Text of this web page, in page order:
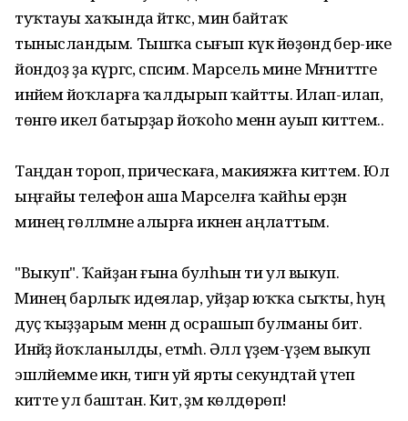
туҡтауы хаҡында әйткәс, мин байтаҡ
тынысландым. Тышҡа сығып күк йөҙөндә бер-ике
йондоҙ ҙа күргәс, сәпсим. Марсель мине Мәғниттәге
инәйемә йоҡларға ҡалдырып ҡайтты. Илап-илап,
төнгө икелә батырҙар йоҡоһо менән ауып киттем..
Таңдан тороп, прическаға, макияжға киттем. Юл
ыңғайы телефон аша Марселға ҡайһы ерҙән
минең гөлләмәне алырға икәнен аңлаттым.
"Выкуп". Ҡайҙан ғына булһын ти ул выкуп.
Минең барлыҡ идеялар, уйҙар юҡҡа сыҡты, һуң
дуҫ ҡыҙҙарым менән дә осрашып булманы бит.
Инәйҙә йоҡланылды, етмәһә. Әллә үҙем-үҙемә выкуп
эшләйемме икән, тигән уй ярты секундтай үтеп
китте ул баштан. Кит, әҙәм көлдөрөп!